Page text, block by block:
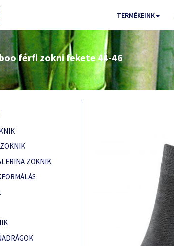
TERMÉKEINK
férfi zokni fekete 44-46
ZOKNIK